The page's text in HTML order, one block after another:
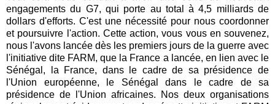
engagements du G7, qui porte au total à 4,5 milliards de
dollars d'efforts. C'est une nécessité pour nous coordonner
et poursuivre l'action. Cette action, vous vous en souvenez,
nous l'avons lancée dès les premiers jours de la guerre avec
l'initiative dite FARM, que la France a lancée, en lien avec le
Sénégal, la France, dans le cadre de sa présidence de
l'Union européenne, le Sénégal dans le cadre de sa
présidence de l'Union africaines. Nos deux organisations